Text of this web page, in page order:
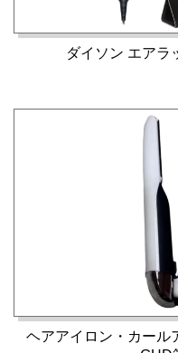
ダイソン エアラ
ヘアアイロン・カール